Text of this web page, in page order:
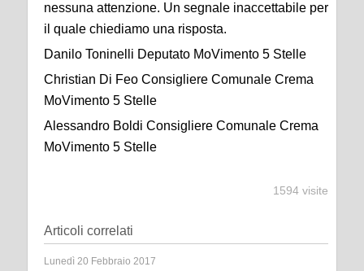
nessuna attenzione. Un segnale inaccettabile per
il quale chiediamo una risposta.
Danilo Toninelli Deputato MoVimento 5 Stelle
Christian Di Feo Consigliere Comunale Crema
MoVimento 5 Stelle
Alessandro Boldi Consigliere Comunale Crema
MoVimento 5 Stelle
1594 visite
Articoli correlati
Lunedì 20 Febbraio 2017